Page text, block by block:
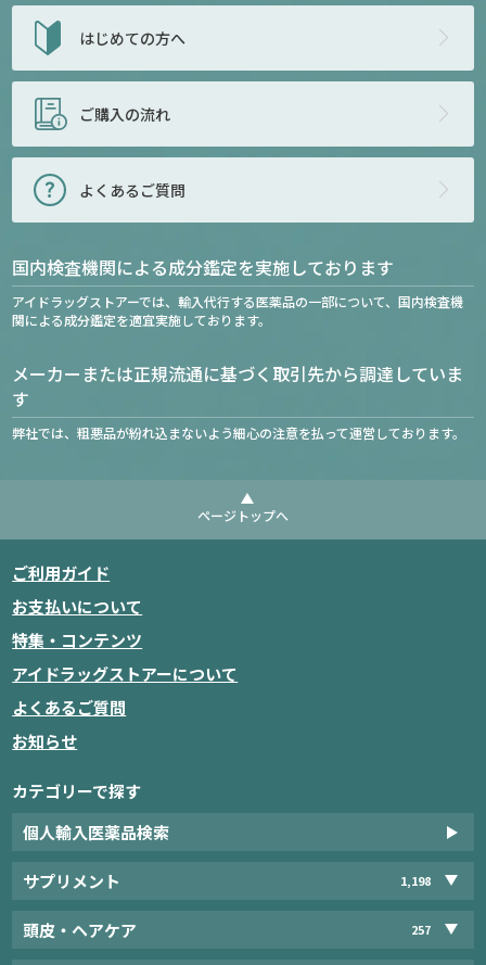
はじめての方へ
ご購入の流れ
よくあるご質問
国内検査機関による成分鑑定を実施しております
アイドラッグストアーでは、輸入代行する医薬品の一部について、国内検査機
関による成分鑑定を適宜実施しております。
メーカーまたは正規流通に基づく取引先から調達していま
す
弊社では、粗悪品が紛れ込まないよう細心の注意を払って運営しております。
ページトップへ
ご利用ガイド
お支払いについて
特集・コンテンツ
アイドラッグストアーについて
よくあるご質問
お知らせ
カテゴリーで探す
個人輸入医薬品検索
サプリメント 1,198
頭皮・ヘアケア 257